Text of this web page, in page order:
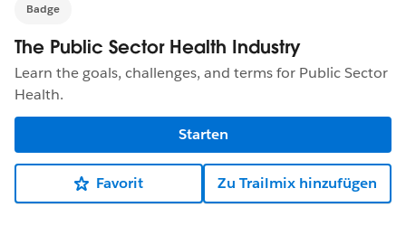
Badge
The Public Sector Health Industry
Learn the goals, challenges, and terms for Public Sector
Health.
Starten
Favorit Zu Trailmix hinzufügen